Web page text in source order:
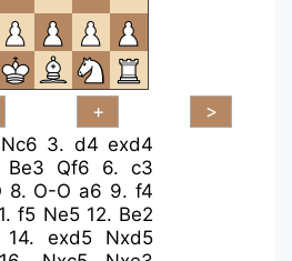
Nc6 3. d4 exd4
Be3 Qf6 6. c3
8. O-O a6 9. f4
f5 Ne5 12. Be2
14. exd5
Nxd5